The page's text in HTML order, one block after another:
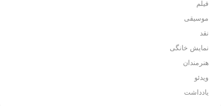
فیلم
موسیقی
نقد
نمایش خانگی
هنرمندان
ویدئو
یادداشت